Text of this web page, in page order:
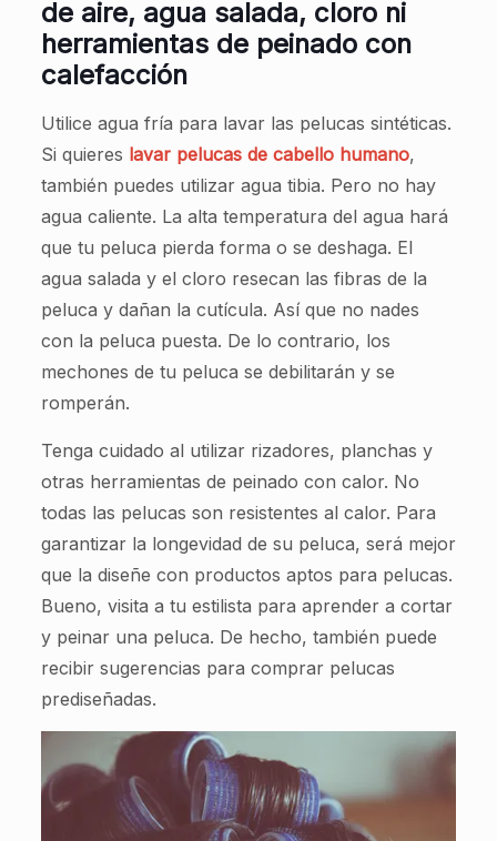
de aire, agua salada, cloro ni
herramientas de peinado con
calefacción
Utilice agua fría para lavar las pelucas sintéticas.
Si quieres lavar pelucas de cabello humano,
también puedes utilizar agua tibia. Pero no hay
agua caliente. La alta temperatura del agua hará
que tu peluca pierda forma o se deshaga. El
agua salada y el cloro resecan las fibras de la
peluca y dañan la cutícula. Así que no nades
con la peluca puesta. De lo contrario, los
mechones de tu peluca se debilitarán y se
romperán.
Tenga cuidado al utilizar rizadores, planchas y
otras herramientas de peinado con calor. No
todas las pelucas son resistentes al calor. Para
garantizar la longevidad de su peluca, será mejor
que la diseñe con productos aptos para pelucas.
Bueno, visita a tu estilista para aprender a cortar
y peinar una peluca. De hecho, también puede
recibir sugerencias para comprar pelucas
prediseñadas.